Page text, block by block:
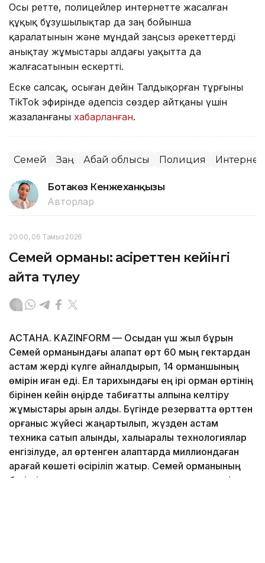
Осы ретте, полицейлер интернетте жасалған
құқық бұзушылықтар да заң бойынша
қаралатынын және мұндай заңсыз әрекеттерді
анықтау жұмыстары алдағы уақытта да
жалғасатынын ескертті.
Еске салсақ, осыған дейін Талдықорған тұрғыны
TikTok эфирінде әдепсіз сөздер айтқаны үшін
жазаланғаны хабарланған.
Семей Заң Абай облысы Полиция Интернет
Ботакөз Кенжеханқызы
Авторлар
20:00, 06 Тамыз 2026
Семей орманы: қасіреттен кейінгі
қайта түлеу
АСТАНА. KAZINFORM — Осыдан үш жыл бұрын
Семей орманындағы алапат өрт 60 мың гектардан
астам жерді күлге айналдырып, 14 орманшының
өмірін қиған еді. Ел тарихындағы ең ірі орман өртінің
бірінен кейін өңірде табиғатты қалпына келтіру
жұмыстары қарқын алды. Бүгінде резерватта өрттен
қорғаныс жүйесі жаңартылып, жүзден астам
техника сатып алынды, халықаралық технологиялар
енгізілуде, ал өртенген алқаптарда миллиондаған
қарағай көшеті өсіріліп жатыр. Семей орманының
бүгінгі тынысы мен орманшылардың жанкешті